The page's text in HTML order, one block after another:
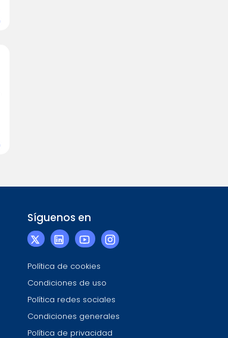
Síguenos en
Política de cookies
Condiciones de uso
Política redes sociales
Condiciones generales
Política de privacidad